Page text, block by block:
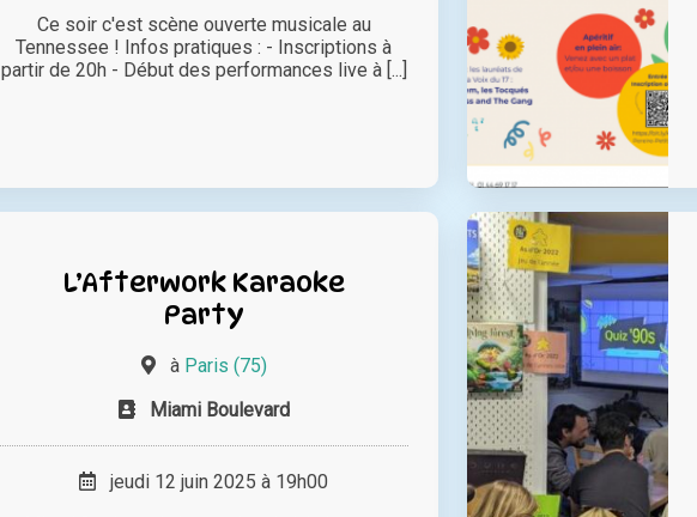
Ce soir c'est scène ouverte musicale au
Tennessee ! Infos pratiques : - Inscriptions à
partir de 20h - Début des performances live à [...]
L’Afterwork Karaoke
Party
à Paris (75)
Miami Boulevard
jeudi 12 juin 2025 à 19h00